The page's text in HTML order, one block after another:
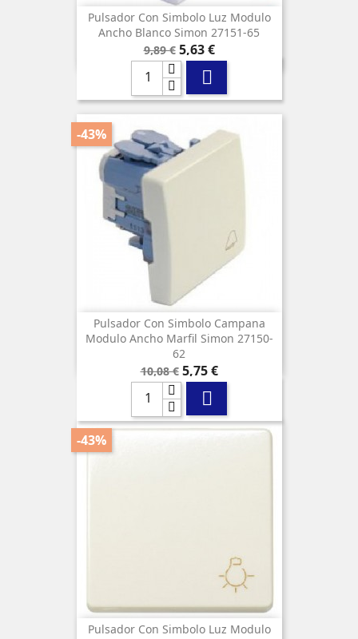
Pulsador Con Simbolo Luz Modulo
Ancho Blanco Simon 27151-65
Precio
base
9,89 € Precio
5,63 €

Pulsador Con Simbolo Campana
Modulo Ancho Marfil Simon 27150-
62
Precio
base
10,08 €
-43%
Precio
5,75 €

Pulsador Con Simbolo Luz Modulo
-43%